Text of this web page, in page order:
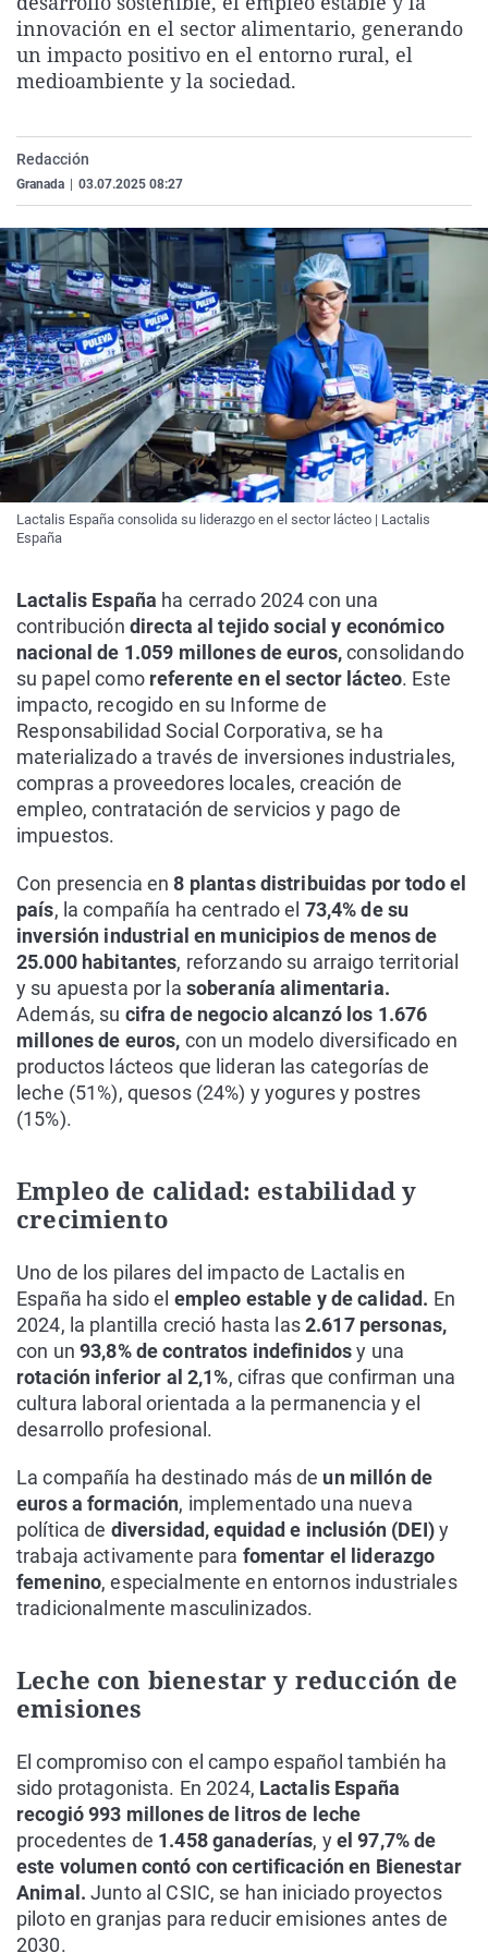
La rosa de los vientos
Gente viajera
Caso
Retornados
Operación Viuda
Extremadura
Galicia
Navarra
Virales
Televisión
innovación en el sector alimentario, generando
un impacto positivo en el entorno rural, el
medioambiente y la sociedad.
Redacción
Granada 03.07.2025 08:27
Lactalis España consolida su liderazgo en el sector lácteo | Lactalis
España
Lactalis España ha cerrado 2024 con una
contribución directa al tejido social y económico
nacional de 1.059 millones de euros,consolidando
su papel como referente en el sector lácteo. Este
impacto, recogido en su Informe de
Responsabilidad Social Corporativa, se ha
materializado a través de inversiones industriales,
compras a proveedores locales, creación de
empleo, contratación de servicios y pago de
impuestos.
Con presencia en8 plantas distribuidas por todo el
país, la compañía ha centrado el 73,4% de su
inversión industrial en municipios de menos de
25.000 habitantes, reforzando su arraigo territorial
y su apuesta por la soberanía alimentaria.
Además, su cifra de negocio alcanzó los 1.676
millones de euros, con un modelo diversificado en
productos lácteos que lideran las categorías de
leche (51%), quesos (24%) y yogures y postres
(15%).
Empleo de calidad: estabilidad y
crecimiento
Uno de los pilares del impacto de Lactalis en
España ha sido el empleo estable y de calidad. En
2024, la plantilla creció hasta las2.617 personas,
con un 93,8% de contratos indefinidosy una
rotación inferior al 2,1%, cifras que confirman una
cultura laboral orientada a la permanencia y el
desarrollo profesional.
La compañía ha destinado más de un millón de
euros a formación, implementado una nueva
política de diversidad, equidad e inclusión (DEI)y
trabaja activamente para fomentar el liderazgo
femenino, especialmente en entornos industriales
tradicionalmente masculinizados.
Leche con bienestar y reducción de
emisiones
El compromiso con el campo español también ha
sido protagonista. En 2024, Lactalis España
recogió 993 millones de litros de leche
procedentes de 1.458 ganaderías, yel 97,7% de
este volumen contó con certificación en Bienestar
Animal. Junto al CSIC, se han iniciado proyectos
piloto en granjas para reducir emisiones antes de
2030.